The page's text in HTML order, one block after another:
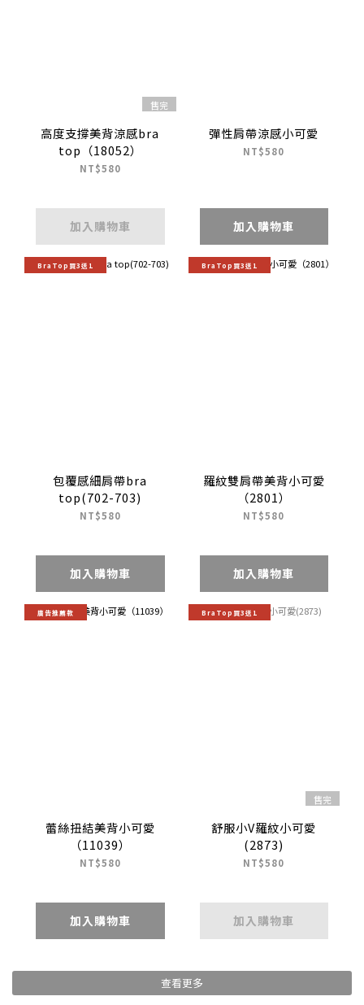
售完
高度支撐美背涼感bra
top（18052）
NT$580
加入購物車
彈性肩帶涼感小可愛
NT$580
加入購物車
BraTop買3送1
包覆感細肩帶bra
top(702-703)
NT$580
加入購物車
BraTop買3送1
羅紋雙肩帶美背小可愛
（2801）
NT$580
加入購物車
廣告推薦款
蕾絲扭結美背小可愛
（11039）
NT$580
加入購物車
BraTop買3送1
售完
舒服小V羅紋小可愛
(2873)
NT$580
加入購物車
查看更多